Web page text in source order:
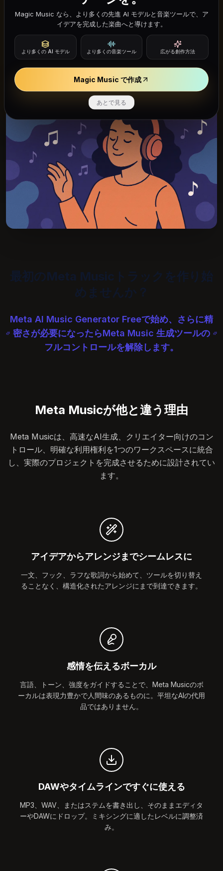
うMeta Musicに指示してミックスを強化。シンプル
なスケッチをリリース可能な本格的なアレンジに変
えます。
最初のMeta Musicトラックを作り始
めませんか？
Meta AI Music Generator Freeで始め、さらに精
密さが必要になったらMeta Music 生成ツールの
フルコントロールを解除します。
Meta Musicが他と違う理由
Meta Musicは、高速なAI生成、クリエイター向けのコン
トロール、明確な利用権利を1つのワークスペースに統合
し、実際のプロジェクトを完成させるために設計されてい
ます。
アイデアからアレンジまでシームレスに
一文、フック、ラフな歌詞から始めて、ツールを切り替え
ることなく、構造化されたアレンジにまで到達できます。
感情を伝えるボーカル
言語、トーン、強度をガイドすることで、Meta Musicのボ
ーカルは表現力豊かで人間味のあるものに。平坦なAIの代用
品ではありません。
DAWやタイムラインですぐに使える
MP3、WAV、またはステムを書き出し、そのままエディタ
ーやDAWにドロップ。ミキシングに適したレベルに調整済
み。
Magic Music なら、より多くの先進 AI モデルと音楽ツールで、ア
イデアを完成した楽曲へと導けます。
より多くの AI モデル より多くの音楽ツール 広がる創作方法
Magic Music で作成
あとで見る